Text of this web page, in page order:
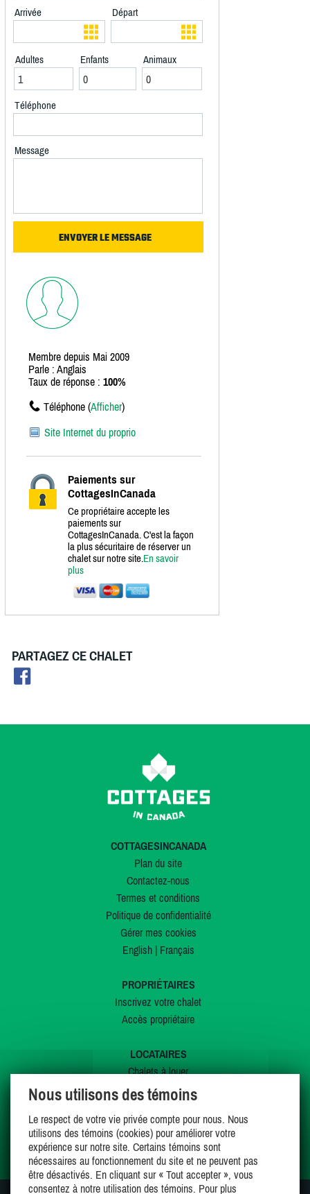
Arrivée Départ
Adultes Enfants Animaux
Téléphone
Message
Membre depuis Mai 2009
Parle : Anglais
Taux de réponse : 100%
Téléphone (Afficher)
Site Internet du proprio
Paiements sur
CottagesInCanada
Ce propriétaire accepte les
paiements sur
CottagesInCanada. C'est la façon
la plus sécuritaire de réserver un
chalet sur notre site.En savoir
plus
PARTAGEZ CE CHALET
COTTAGESINCANADA
Plan du site
Contactez-nous
Termes et conditions
Politique de confidentialité
Gérer mes cookies
English| Français
PROPRIÉTAIRES
Inscrivez votre chalet
Accès propriétaire
LOCATAIRES
Chalets à louer
Chalets à vendre
Offres spéciales
Mes favoris
Nous utilisons des témoins
Le respect de votre vie privée compte pour nous. Nous
utilisons des témoins (cookies) pour améliorer votre
expérience sur notre site. Certains témoins sont
nécessaires au fonctionnement du site et ne peuvent pas
être désactivés. En cliquant sur « Tout accepter », vous
consentez à notre utilisation des témoins. Pour plus